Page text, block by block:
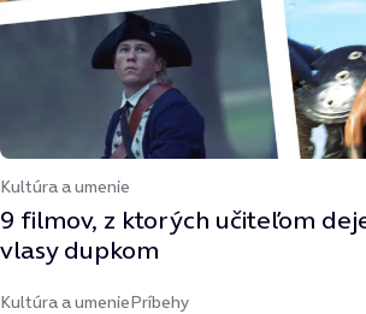
Kultúra a umenie
9 filmov, z ktorých učiteľom
vlasy dupkom
Kultúra a umeniePríbehy